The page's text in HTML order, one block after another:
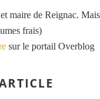
maire de Reignac.
frais)
sur le portail Overblog